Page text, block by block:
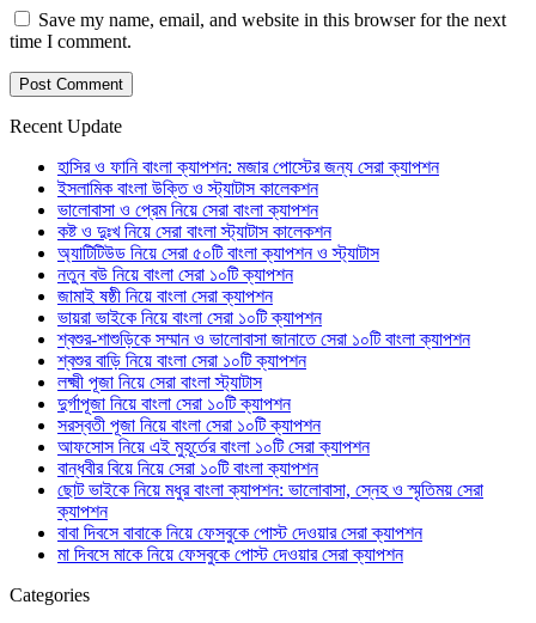
Save my name, email, and website in this browser for the next
time I comment.
Recent Update
হাসির ও ফানি বাংলা ক্যাপশন: মজার পোস্টের জন্য সেরা ক্যাপশন
ইসলামিক বাংলা উক্তি ও স্ট্যাটাস কালেকশন
ভালোবাসা ও প্রেম নিয়ে সেরা বাংলা ক্যাপশন
কষ্ট ও দুঃখ নিয়ে সেরা বাংলা স্ট্যাটাস কালেকশন
অ্যাটিটিউড নিয়ে সেরা ৫০টি বাংলা ক্যাপশন ও স্ট্যাটাস
নতুন বউ নিয়ে বাংলা সেরা ১০টি ক্যাপশন
জামাই ষষ্ঠী নিয়ে বাংলা সেরা ক্যাপশন
ভায়রা ভাইকে নিয়ে বাংলা সেরা ১০টি ক্যাপশন
শ্বশুর-শাশুড়িকে সম্মান ও ভালোবাসা জানাতে সেরা ১০টি বাংলা ক্যাপশন
শ্বশুর বাড়ি নিয়ে বাংলা সেরা ১০টি ক্যাপশন
লক্ষ্মী পূজা নিয়ে সেরা বাংলা স্ট্যাটাস
দুর্গাপূজা নিয়ে বাংলা সেরা ১০টি ক্যাপশন
সরস্বতী পূজা নিয়ে বাংলা সেরা ১০টি ক্যাপশন
আফসোস নিয়ে এই মুহূর্তের বাংলা ১০টি সেরা ক্যাপশন
বান্ধবীর বিয়ে নিয়ে সেরা ১০টি বাংলা ক্যাপশন
ছোট ভাইকে নিয়ে মধুর বাংলা ক্যাপশন: ভালোবাসা, স্নেহ ও স্মৃতিময় সেরা
ক্যাপশন
বাবা দিবসে বাবাকে নিয়ে ফেসবুকে পোস্ট দেওয়ার সেরা ক্যাপশন
মা দিবসে মাকে নিয়ে ফেসবুকে পোস্ট দেওয়ার সেরা ক্যাপশন
Categories